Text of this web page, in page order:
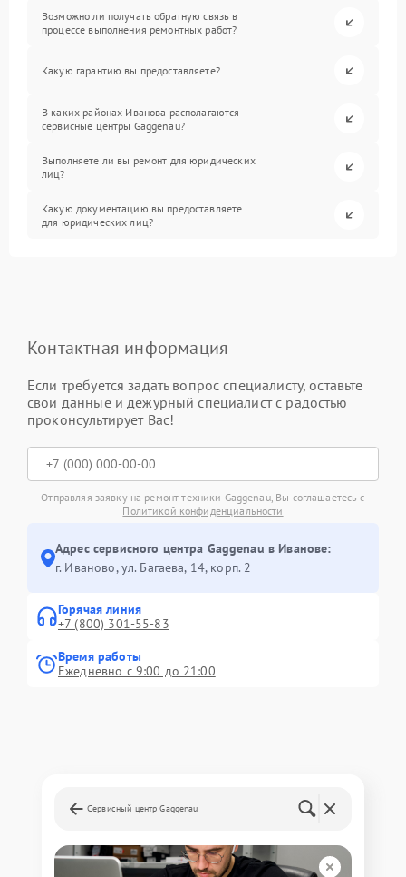
Возможно ли получать обратную связь в
процессе выполнения ремонтных работ?
Какую гарантию вы предоставляете?
В каких районах Иванова располагаются
сервисные центры Gaggenau?
Выполняете ли вы ремонт для юридических
лиц?
Какую документацию вы предоставляете
для юридических лиц?
Контактная информация
Если требуется задать вопрос специалисту, оставьте
свои данные и дежурный специалист с радостью
проконсультирует Вас!
Отправляя заявку на ремонт техники Gaggenau, Вы соглашаетесь с
Политикой конфиденциальности
Адрес сервисного центра Gaggenau в Иванове:
г. Иваново, ул. Багаева, 14, корп. 2
Горячая линия
+7 (800) 301-55-83
Время работы
Ежедневно с 9:00 до 21:00
Сервисный центр Gaggenau